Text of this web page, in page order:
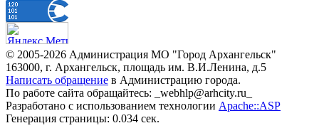
© 2005-2026 Администрация МО "Город Архангельск"
163000, г. Архангельск, площадь им. В.И.Ленина, д.5
Написать обращение в Администрацию города.
По работе сайта обращайтесь: _webhlp@arhcity.ru_
Разработано с использованием технологии Apache::ASP
Генерация страницы: 0.034 сек.